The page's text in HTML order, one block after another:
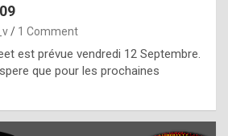
g
h
t
f
1 Comment
est prévue vendredi 12 Septembre.
que pour les prochaines